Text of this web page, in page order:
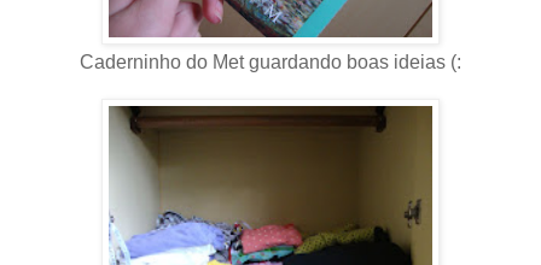
Caderninho do Met guardando boas ideias (: